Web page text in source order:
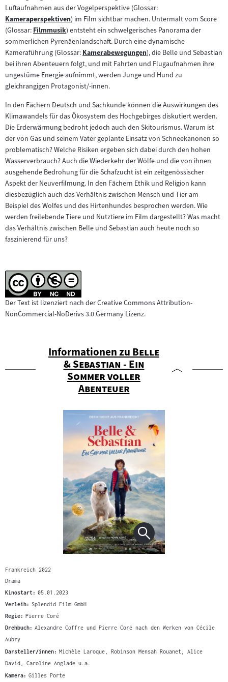
Luftaufnahmen aus der Vogelperspektive (Glossar:
Zum
Inhalt:
Kameraperspektiven) im Film sichtbar machen. Untermalt vom Score
(Glossar:Zum
Inhalt:
Filmmusik) entsteht ein schwelgerisches Panorama der
sommerlichen Pyrenäenlandschaft. Durch eine dynamische
Kameraführung (Glossar:Zum
Inhalt:
Kamerabewegungen), die Belle und Sebastian
bei ihren Abenteuern folgt, und mit Fahrten und Flugaufnahmen ihre
ungestüme Energie aufnimmt, werden Junge und Hund zu
gleichrangigen Protagonist/-innen.
In den Fächern Deutsch und Sachkunde können die Auswirkungen des
Klimawandels für das Ökosystem des Hochgebirges diskutiert werden.
Die Erderwärmung bedroht jedoch auch den Skitourismus. Warum ist
der von Gas und seinem Vater geplante Einsatz von Schneekanonen so
problematisch? Welche Risiken ergeben sich dabei durch den hohen
Wasserverbrauch? Auch die Wiederkehr der Wölfe und die von ihnen
ausgehende Bedrohung für die Schafzucht ist ein zeitgenössischer
Aspekt der Neuverfilmung. In den Fächern Ethik und Religion kann
diesbezüglich auch das Verhältnis zwischen Mensch und Tier am
Beispiel des Wolfes und des Hirtenhundes besprochen werden. Wie
werden freilebende Tiere und Nutztiere im Film dargestellt? Was macht
das Verhältnis zwischen Belle und Sebastian auch heute noch so
faszinierend für uns?
Der Text ist lizenziert nach der Creative Commons Attribution-
NonCommercial-NoDerivs 3.0 Germany Lizenz.
Informationen zu "
Belle
& Sebastian - Ein
Sommer voller
Abenteuer"
Frankreich 2022
Drama
Kinostart: 05.01.2023
Verleih: Splendid Film GmbH
Regie: Pierre Coré
Drehbuch: Alexandre Coffre und Pierre Coré nach den Werken von Cécile
Aubry
Darsteller/innen: Michèle Laroque, Robinson Mensah Rouanet, Alice
David, Caroline Anglade u.a.
Kamera: Gilles Porte